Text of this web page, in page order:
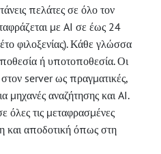
πελάτες σε όλο τον
με AI σε έως 24
φιλοξενίας). Κάθε γλώσσα
ή υποτοποθεσία. Οι
στον server ως πραγματικές,
μηχανές αναζήτησης και AI.
όλες τις μεταφρασμένες
και αποδοτική όπως στη